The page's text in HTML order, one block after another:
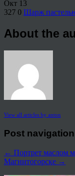
Окт 13
327 0 Шарж
About the
View all articles by anton
Post navigation
← Портрет маслом
Магнитогорске →